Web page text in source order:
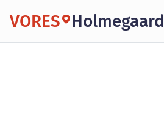
VORES Holmegaard